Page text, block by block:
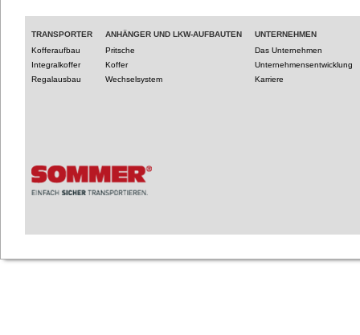
TRANSPORTER
Kofferaufbau
Integralkoffer
Regalausbau
ANHÄNGER UND LKW-AUFBAUTEN
Pritsche
Koffer
Wechselsystem
UNTERNEHMEN
Das Unternehmen
Unternehmensentwicklung
Karriere